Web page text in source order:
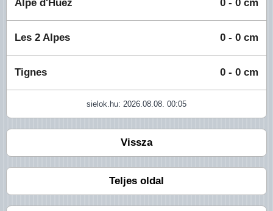
Alpe d'Huez 0 - 0 cm
Les 2 Alpes 0 - 0 cm
Tignes 0 - 0 cm
sielok.hu: 2026.08.08. 00:05
Vissza
Teljes oldal